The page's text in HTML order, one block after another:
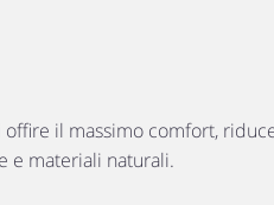
il massimo comfort,
e materiali naturali.